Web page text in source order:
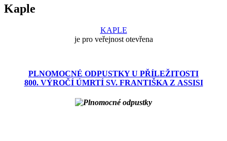
Kaple
KAPLE
je pro veřejnost otevřena
PLNOMOCNÉ ODPUSTKY U PŘÍLEŽITOSTI
800. VÝROČÍ ÚMRTÍ SV. FRANTIŠKA Z ASSISI